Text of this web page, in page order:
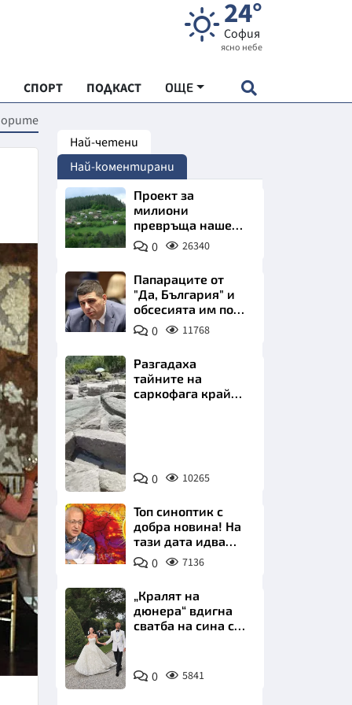
24°
София
ясно небе
СПОРТ ПОДКАСТ ОЩЕ
"ЧУДЕСАТА НА БЪЛГАРИЯ"
ХРАНА
ИКОНОМИКА
Най-четени
Най-коментирани
Проект за
милиони
превръща наше
село в магнит за
туристи
0 26340
Папараците от
"Да, България" и
обсесията им по
Пеевски
0 11768
Снимка:
Bulgaria
ON
AIR
Разгадаха
тайните на
саркофага край
0 10265
Топ синоптик с
добра новина! На
тази дата идва
захлаждането
0 7136
Снимка:
Инстаграм
„Кралят на
дюнера“ вдигна
сватба на сина си
Комо
0 5841